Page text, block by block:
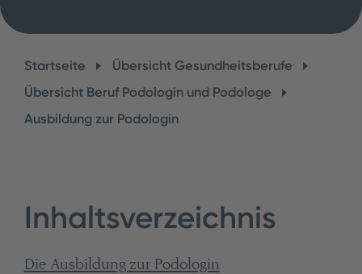
Startseite
Übersicht Gesundheitsberufe
Übersicht Beruf Podologin und Podologe
Ausbildung zur Podologin
Inhaltsverzeichnis
Die Ausbildung zur Podologin